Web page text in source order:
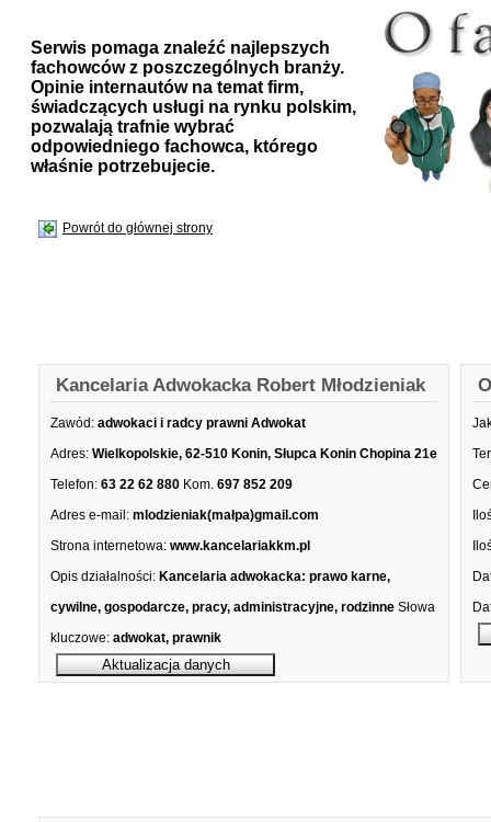
Serwis pomaga znaleźć najlepszych
fachowców z poszczególnych branży.
Opinie internautów na temat firm,
świadczących usługi na rynku polskim,
pozwalają trafnie wybrać
odpowiedniego fachowca, którego
właśnie potrzebujecie.
Powrót do głównej strony
Kancelaria Adwokacka Robert Młodzieniak
Zawód: adwokaci i radcy prawni Adwokat
Adres: Wielkopolskie, 62-510 Konin, Słupca Konin Chopina 21e
Telefon: 63 22 62 880 Kom. 697 852 209
Adres e-mail: mlodzieniak(małpa)gmail.com
Strona internetowa: www.kancelariakkm.pl
Opis działalności: Kancelaria adwokacka: prawo karne,
cywilne, gospodarcze, pracy, administracyjne, rodzinne Słowa
kluczowe: adwokat, prawnik